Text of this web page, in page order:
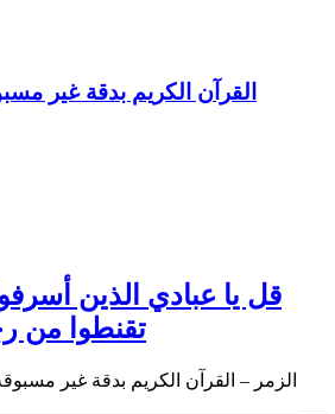
القرآن الكريم بدقة غير
قل يا عبادي الذين
تقنطوا من رحمة